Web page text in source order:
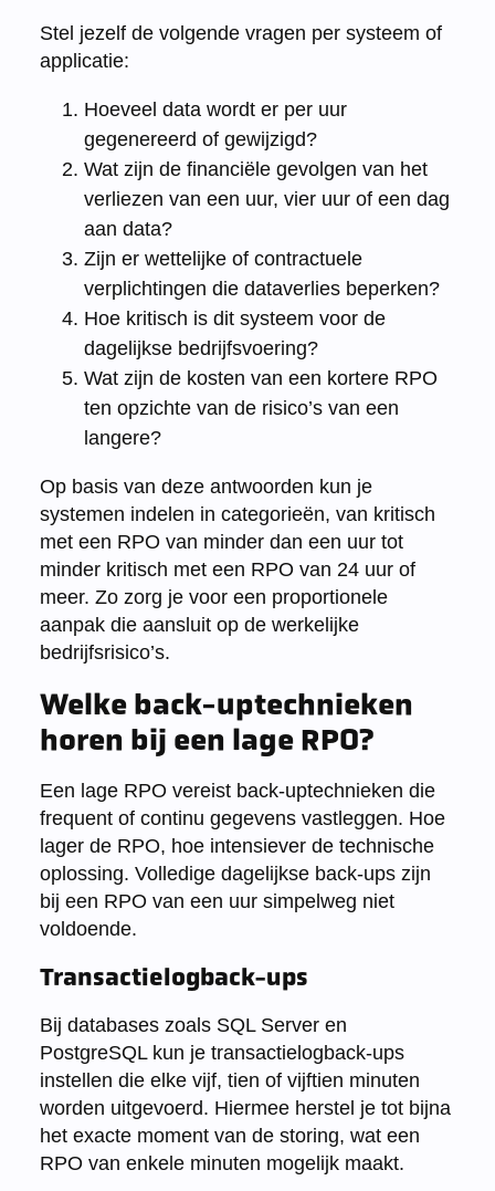
Stel jezelf de volgende vragen per systeem of
applicatie:
Hoeveel data wordt er per uur
gegenereerd of gewijzigd?
Wat zijn de financiële gevolgen van het
verliezen van een uur, vier uur of een dag
aan data?
Zijn er wettelijke of contractuele
verplichtingen die dataverlies beperken?
Hoe kritisch is dit systeem voor de
dagelijkse bedrijfsvoering?
Wat zijn de kosten van een kortere RPO
ten opzichte van de risico’s van een
langere?
Op basis van deze antwoorden kun je
systemen indelen in categorieën, van kritisch
met een RPO van minder dan een uur tot
minder kritisch met een RPO van 24 uur of
meer. Zo zorg je voor een proportionele
aanpak die aansluit op de werkelijke
bedrijfsrisico’s.
Welke back-uptechnieken
horen bij een lage RPO?
Een lage RPO vereist back-uptechnieken die
frequent of continu gegevens vastleggen. Hoe
lager de RPO, hoe intensiever de technische
oplossing. Volledige dagelijkse back-ups zijn
bij een RPO van een uur simpelweg niet
voldoende.
Transactielogback-ups
Bij databases zoals SQL Server en
PostgreSQL kun je transactielogback-ups
instellen die elke vijf, tien of vijftien minuten
worden uitgevoerd. Hiermee herstel je tot bijna
het exacte moment van de storing, wat een
RPO van enkele minuten mogelijk maakt.